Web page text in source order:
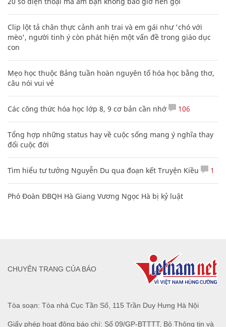
Clip lột tả chân thực cảnh anh trai và em gái như 'chó với
mèo', người tinh ý còn phát hiện một vấn đề trong giáo dục
con
Mẹo học thuộc Bảng tuần hoàn nguyên tố hóa học bằng thơ,
câu nói vui vẻ
Các công thức hóa học lớp 8, 9 cơ bản cần nhớ 106
Tổng hợp những status hay về cuộc sống mang ý nghĩa thay
đổi cuộc đời
Tìm hiểu tư tưởng Nguyễn Du qua đoạn kết Truyện Kiều 1
Phó Đoàn ĐBQH Hà Giang Vương Ngọc Hà bị kỷ luật
Tòa soạn: Tòa nhà Cục Tần Số, 115 Trần Duy Hưng Hà Nội
Giấy phép hoạt động báo chí: Số 09/GP-BTTTT, Bộ Thông tin và
CHUYÊN TRANG CỦA BÁO